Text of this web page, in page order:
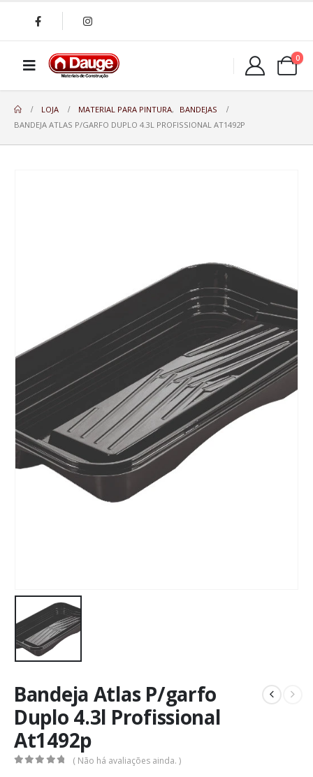
0
LOJA MATERIAL PARA PINTURA,
BANDEJAS
BANDEJA ATLAS P/GARFO DUPLO 4.3L PROFISSIONAL AT1492P
Bandeja Atlas P/garfo
Duplo 4.3l Profissional
At1492p
( Não há avaliações ainda. )